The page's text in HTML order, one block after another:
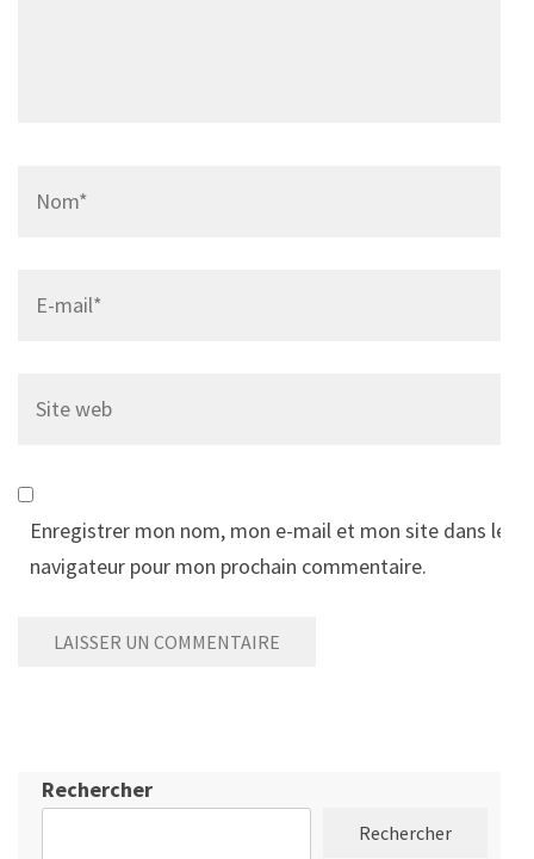
web
Enregistrer mon nom, mon e-mail et mon site dans le
navigateur pour mon prochain commentaire.
Rechercher
Rechercher